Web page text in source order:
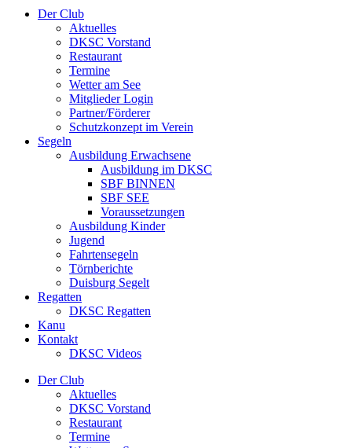
Der Club
Aktuelles
DKSC Vorstand
Restaurant
Termine
Wetter am See
Mitglieder Login
Partner/Förderer
Schutzkonzept im Verein
Segeln
Ausbildung Erwachsene
Ausbildung im DKSC
SBF BINNEN
SBF SEE
Voraussetzungen
Ausbildung Kinder
Jugend
Fahrtensegeln
Törnberichte
Duisburg Segelt
Regatten
DKSC Regatten
Kanu
Kontakt
DKSC Videos
Der Club
Aktuelles
DKSC Vorstand
Restaurant
Termine